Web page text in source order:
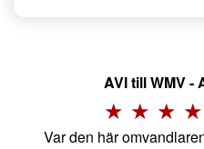
AVI till WMV -
Var den här